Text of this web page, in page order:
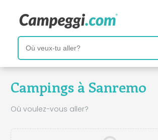
Campings à Sanremo
Où voulez-vous aller?